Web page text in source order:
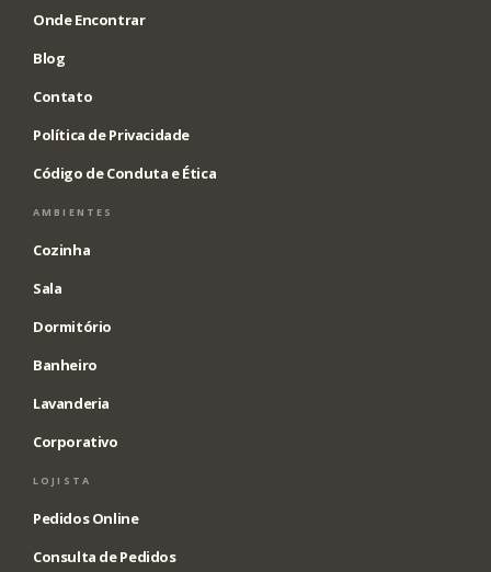
Onde Encontrar
Blog
Contato
Política de Privacidade
Código de Conduta e Ética
AMBIENTES
Cozinha
Sala
Dormitório
Banheiro
Lavanderia
Corporativo
LOJISTA
Pedidos Online
Consulta de Pedidos